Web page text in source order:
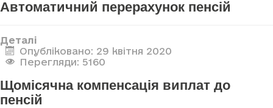
Автоматичний перерахунок пенсій
Деталі
Опубліковано: 29 квітня 2020
Перегляди: 5160
Щомісячна компенсація виплат до
пенсій